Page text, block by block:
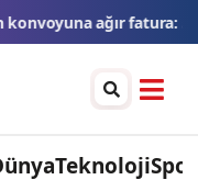
trafikten men edildi
TeknolojiSpor